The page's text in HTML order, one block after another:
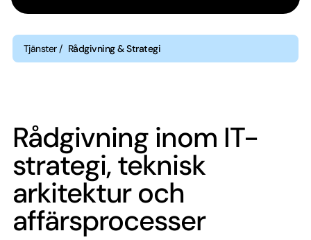
Tjänster / Rådgivning & Strategi
Rådgivning inom IT-
strategi, teknisk
arkitektur och
affärsprocesser